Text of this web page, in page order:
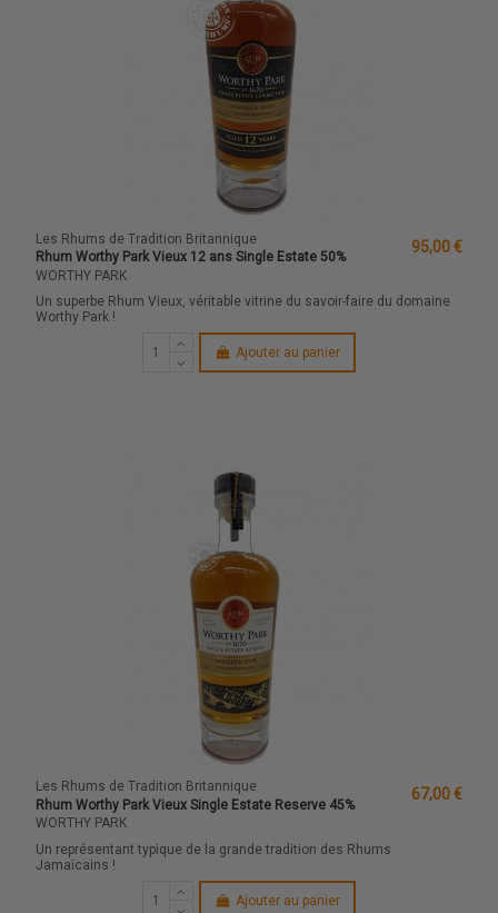
Les Rhums de Tradition Britannique
Rhum Worthy Park Vieux 12 ans Single Estate 50%
WORTHY PARK
95,00 €
Un superbe Rhum Vieux, véritable vitrine du savoir-faire du domaine
Worthy Park !
Ajouter au panier
Les Rhums de Tradition Britannique
Rhum Worthy Park Vieux Single Estate Reserve 45%
WORTHY PARK
67,00 €
Un représentant typique de la grande tradition des Rhums
Jamaïcains !
Ajouter au panier